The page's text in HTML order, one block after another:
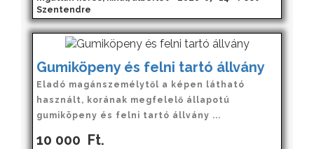
Szentendre
Gumiköpeny és felni tartó állvány
Eladó magánszemélytől a képen látható
használt, korának megfelelő állapotú
gumiköpeny és felni tartó állvány ...
10 000 Ft.